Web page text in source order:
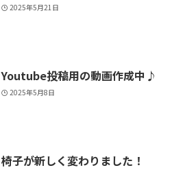
2025年5月21日
Youtube投稿用の動画作成中♪
2025年5月8日
椅子が新しく変わりました！